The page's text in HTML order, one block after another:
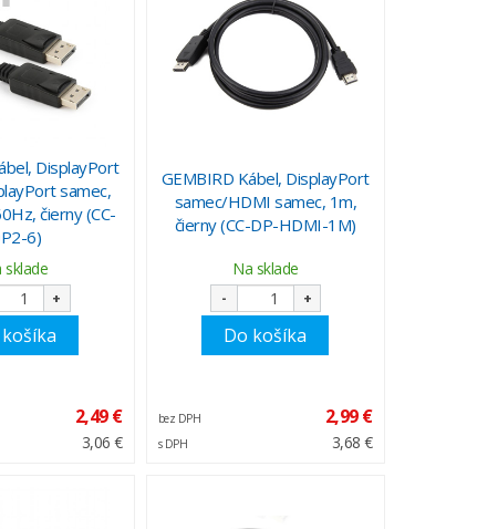
DisplayPort
samec,
čierny (CC-
6)
sklade
+
2,49 €
3,06 €
GEMBIRD Kábel, DisplayPort
samec/HDMI samec, 1m,
čierny (CC-DP-HDMI-1M)
Na sklade
- +
Do košíka
bez DPH 2,99 €
s DPH 3,68 €